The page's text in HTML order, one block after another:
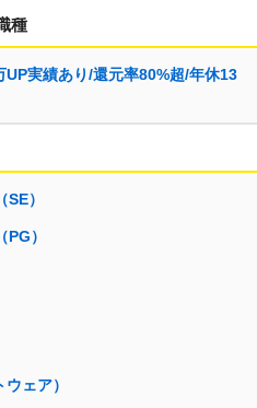
種
実績あり/還元率80%超/年休13
）
）
ェア）